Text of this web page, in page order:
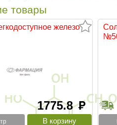
товары
железо
1775.8руб